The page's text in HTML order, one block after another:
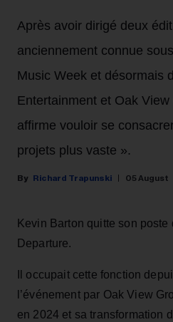
Après avoir dirigé deux
anciennement connue
Music Week et désormais
Entertainment et Oak
affirme vouloir se
projets plus vaste ».
Richard Trapunski 05 August
Kevin Barton quitte son
Departure.
Il occupait cette fonction
l’événement par Oak View
en 2024 et sa transformation